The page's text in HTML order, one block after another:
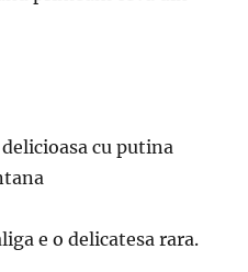
cu putina
e o delicatesa rara.